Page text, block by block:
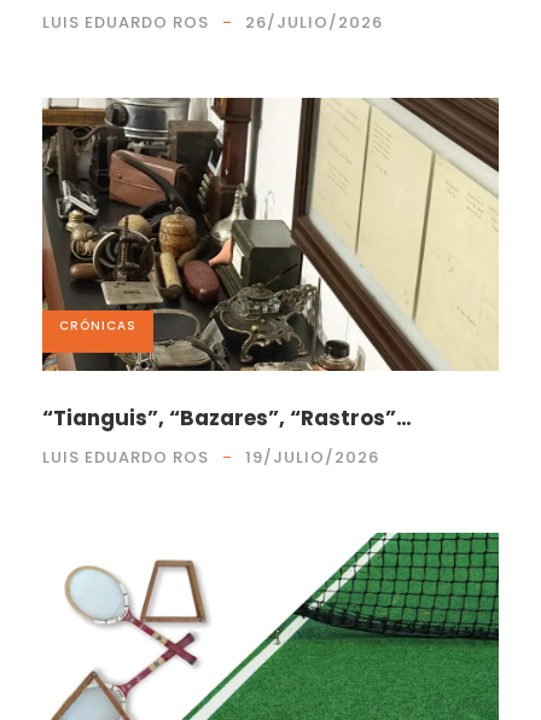
LUIS EDUARDO ROS 26/JULIO/2026
CRÓNICAS
“Tianguis”, “Bazares”, “Rastros”…
LUIS EDUARDO ROS 19/JULIO/2026